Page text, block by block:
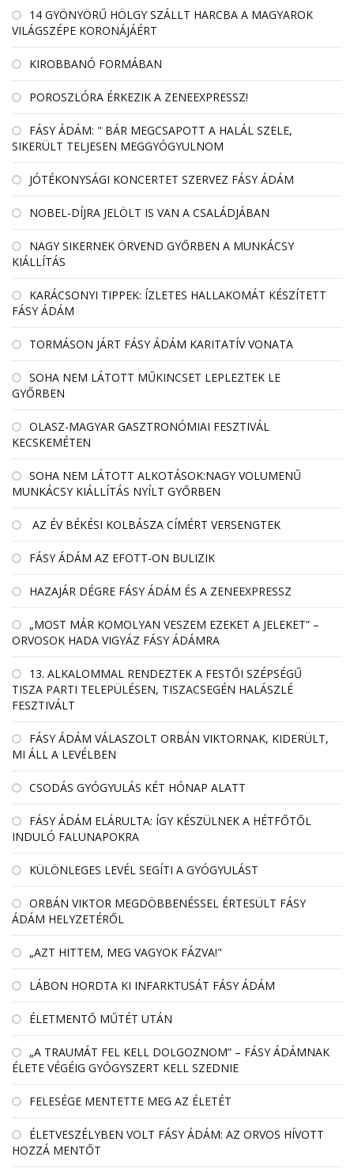
14 GYÖNYÖRŰ HÖLGY SZÁLLT HARCBA A MAGYAROK
VILÁGSZÉPE KORONÁJÁÉRT
KIROBBANÓ FORMÁBAN
POROSZLÓRA ÉRKEZIK A ZENEEXPRESSZ!
FÁSY ÁDÁM: " BÁR MEGCSAPOTT A HALÁL SZELE,
SIKERÜLT TELJESEN MEGGYÓGYULNOM
JÓTÉKONYSÁGI KONCERTET SZERVEZ FÁSY ÁDÁM
NOBEL-DÍJRA JELÖLT IS VAN A CSALÁDJÁBAN
NAGY SIKERNEK ÖRVEND GYŐRBEN A MUNKÁCSY
KIÁLLÍTÁS
KARÁCSONYI TIPPEK: ÍZLETES HALLAKOMÁT KÉSZÍTETT
FÁSY ÁDÁM
TORMÁSON JÁRT FÁSY ÁDÁM KARITATÍV VONATA
SOHA NEM LÁTOTT MŰKINCSET LEPLEZTEK LE
GYŐRBEN
OLASZ-MAGYAR GASZTRONÓMIAI FESZTIVÁL
KECSKEMÉTEN
SOHA NEM LÁTOTT ALKOTÁSOK:NAGY VOLUMENŰ
MUNKÁCSY KIÁLLÍTÁS NYÍLT GYŐRBEN
AZ ÉV BÉKÉSI KOLBÁSZA CÍMÉRT VERSENGTEK
FÁSY ÁDÁM AZ EFOTT-ON BULIZIK
HAZAJÁR DÉGRE FÁSY ÁDÁM ÉS A ZENEEXPRESSZ
„MOST MÁR KOMOLYAN VESZEM EZEKET A JELEKET” –
ORVOSOK HADA VIGYÁZ FÁSY ÁDÁMRA
13. ALKALOMMAL RENDEZTEK A FESTŐI SZÉPSÉGŰ
TISZA PARTI TELEPÜLÉSEN, TISZACSEGÉN HALÁSZLÉ
FESZTIVÁLT
FÁSY ÁDÁM VÁLASZOLT ORBÁN VIKTORNAK, KIDERÜLT,
MI ÁLL A LEVÉLBEN
CSODÁS GYÓGYULÁS KÉT HÓNAP ALATT
FÁSY ÁDÁM ELÁRULTA: ÍGY KÉSZÜLNEK A HÉTFŐTŐL
INDULÓ FALUNAPOKRA
KÜLÖNLEGES LEVÉL SEGÍTI A GYÓGYULÁST
ORBÁN VIKTOR MEGDÖBBENÉSSEL ÉRTESÜLT FÁSY
ÁDÁM HELYZETÉRŐL
„AZT HITTEM, MEG VAGYOK FÁZVA!"
LÁBON HORDTA KI INFARKTUSÁT FÁSY ÁDÁM
ÉLETMENTŐ MŰTÉT UTÁN
„A TRAUMÁT FEL KELL DOLGOZNOM” – FÁSY ÁDÁMNAK
ÉLETE VÉGÉIG GYÓGYSZERT KELL SZEDNIE
FELESÉGE MENTETTE MEG AZ ÉLETÉT
ÉLETVESZÉLYBEN VOLT FÁSY ÁDÁM: AZ ORVOS HÍVOTT
HOZZÁ MENTŐT